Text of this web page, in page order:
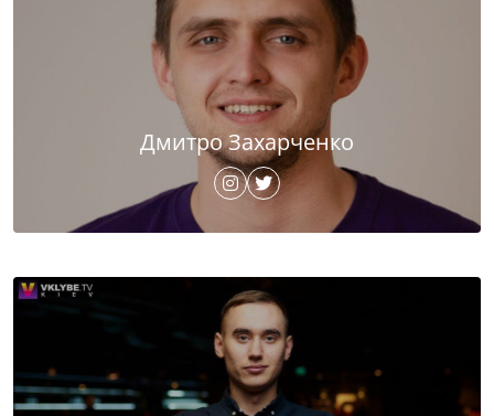
Дмитро Захарченко